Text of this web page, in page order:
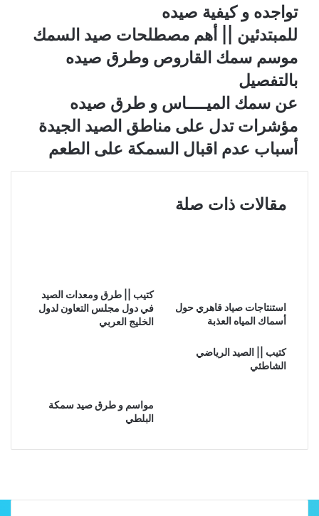
تواجده و كيفية صيده
للمبتدئين || أهم مصطلحات صيد السمك
موسم سمك القاروص وطرق صيده
بالتفصيل
عن سمك الميــــاس و طرق صيده
مؤشرات تدل على مناطق الصيد الجيدة
أسباب عدم اقبال السمكة على الطعم
مقالات ذات صلة
كتيب || طرق ومعدات الصيد
في دول مجلس التعاون لدول
الخليج العربي
استنتاجات صياد قاهري حول
أسماك المياه العذبة
مواسم و طرق صيد سمكة
البلطي
كتيب || الصيد الرياضي
الشاطئي